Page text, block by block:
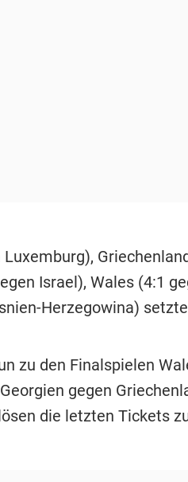
Israel), Wales (4:1
Herzegowina)
zu den Finalspielen
gegen
die letzten Tickets